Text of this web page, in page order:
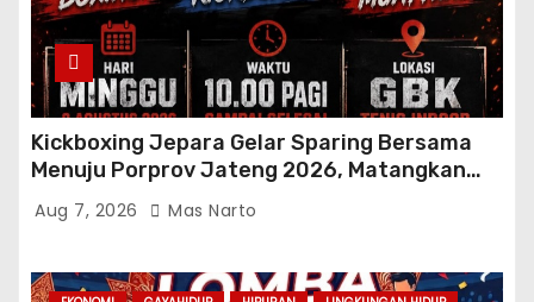
Kickboxing Jepara Gelar Sparing Bersama
Menuju Porprov Jateng 2026, Matangkan
Fisik dan Teknik Atlet
Aug 7, 2026 Mas Narto